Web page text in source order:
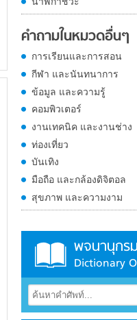
คำถามในหมวดอื่นๆ
การเรียนและการสอน
กีฬา และนันทนาการ
ข้อมูล และความรู้
คอมพิวเตอร์
งานเทคนิค และงานช่าง
ท่องเที่ยว
บันเทิง
มือถือ และกล้องดิจิตอล
สุขภาพ และความงาม
พจนานุกรม
Dictionary